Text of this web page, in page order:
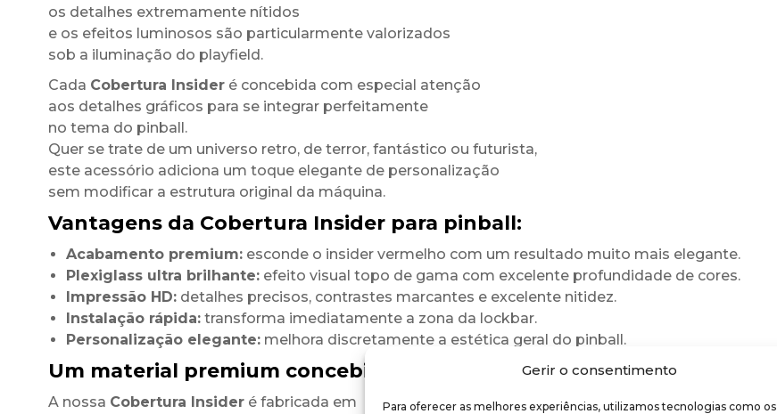
Gerir o consentimento
Para oferecer as melhores experiências, utilizamos tecnologias como os
os detalhes extremamente nítidos
e os efeitos luminosos são particularmente valorizados
sob a iluminação do playfield.
Cada Cobertura Insideré concebida com especial atenção
aos detalhes gráficos para se integrar perfeitamente
no tema do pinball.
Quer se trate de um universo retro, de terror, fantástico ou futurista,
este acessório adiciona um toque elegante de personalização
sem modificar a estrutura original da máquina.
Vantagens da Cobertura Insider para pinball:
Acabamento premium:esconde o insider vermelho com um resultado muito mais elegante.
Plexiglass ultra brilhante:efeito visual topo de gama com excelente profundidade de cores.
Impressão HD:detalhes precisos, contrastes marcantes e excelente nitidez.
Instalação rápida:transforma imediatamente a zona da lockbar.
Personalização elegante:melhora discretamente a estética geral do pinball.
Um material premium concebido para durar
A nossa Cobertura Insideré fabricada em